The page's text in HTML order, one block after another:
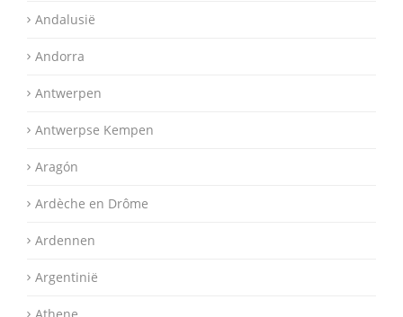
Andalusië
Andorra
Antwerpen
Antwerpse Kempen
Aragón
Ardèche en Drôme
Ardennen
Argentinië